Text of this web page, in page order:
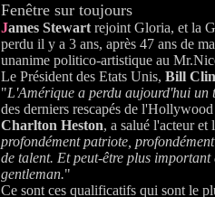
Fenêtre sur toujours
James Stewart rejoint Gloria, et la
perdu il y a 3 ans, après 47 ans de
unanime politico-artistique au
Le Président des Etats Unis, Bill
"L'Amérique a perdu aujourd'hui un
des derniers rescapés de l'Hollywood
Charlton Heston, a salué l'acteur et
profondément patriote,
de talent. Et peut-être plus important
gentleman."
Ce sont ces qualificatifs qui sont le